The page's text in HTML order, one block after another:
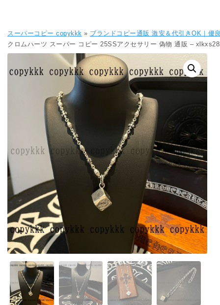
スーパーコピー copykkk » ブランドコピー通販 激安＆代引きOK｜優
クロムハーツ スーパー コピー 25SSアクセサリー 偽物 通販 –